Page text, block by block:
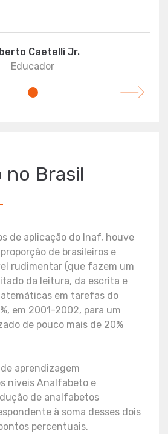
Caetelli Jr.
Educador
Next
no Brasil
de aplicação do Inaf, houve
de brasileiros e
rudimentar (que fazem um
da leitura, da escrita e
em tarefas do
em 2001-2002, para um
de pouco mais de 20%
aprendizagem
níveis Analfabeto e
de analfabetos
à soma desses dois
percentuais.